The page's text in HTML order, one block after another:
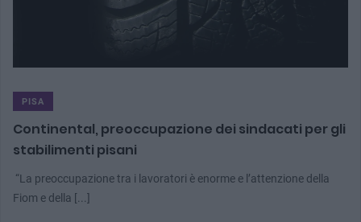
PISA
Continental, preoccupazione dei sindacati per gli
stabilimenti pisani
“La preoccupazione tra i lavoratori è enorme e l’attenzione della
Fiom e della [...]